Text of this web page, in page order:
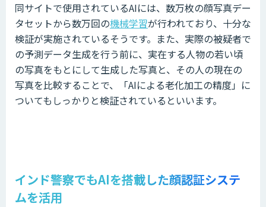
同サイトで使用されているAIには、数万枚の顔写真デー
タセットから数万回の機械学習が行われており、十分な
検証が実施されているそうです。また、実際の被疑者で
の予測データ生成を行う前に、実在する人物の若い頃
の写真をもとにして生成した写真と、その人の現在の
写真を比較することで、「AIによる老化加工の精度」に
ついてもしっかりと検証されているといいます。
インド警察でもAIを搭載した顔認証システ
ムを活用